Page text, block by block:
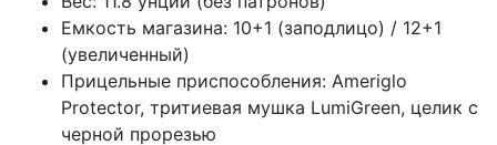
Емкость магазина: 10+1 (заподлицо) / 12+1
(увеличенный)
Прицельные приспособления: Ameriglo
Protector, тритиевая мушка LumiGreen, целик с
черной прорезью